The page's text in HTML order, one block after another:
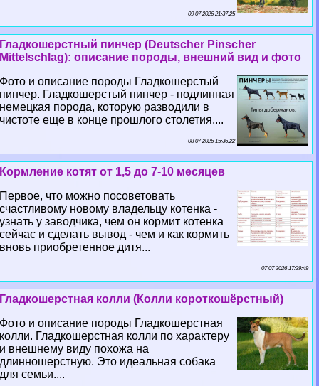
09 07 2026 21:37:25
Гладкошерстный пинчер (Deutscher Pinscher
Mittelschlag): описание породы, внешний вид и фото
Фото и описание породы Гладкошерстый
пинчер. Гладкошерстый пинчер - подлинная
немецкая порода, которую разводили в
чистоте еще в конце прошлого столетия....
08 07 2026 15:36:22
Кормление котят от 1,5 до 7-10 месяцев
Первое, что можно посоветовать
счастливому новому владельцу котенка -
узнать у заводчика, чем он кормит котенка
сейчас и сделать вывод - чем и как кормить
вновь приобретенное дитя...
07 07 2026 17:39:49
Гладкошерстная колли (Колли короткошёрстный)
Фото и описание породы Гладкошерстная
колли. Гладкошерстная колли по хаpaктеру
и внешнему виду похожа на
длинношерстную. Это идеальная собака
для семьи....